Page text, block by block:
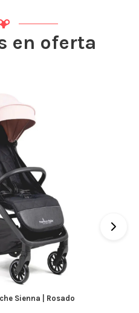
en oferta
Sienna | Rosado